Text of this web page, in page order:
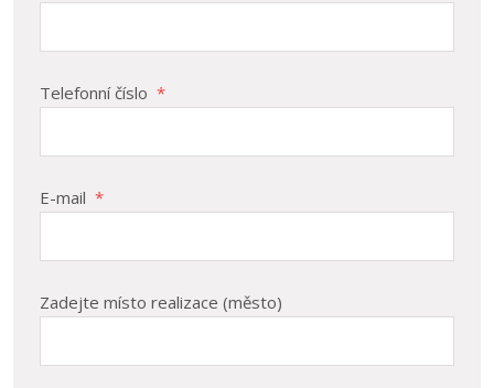
Telefonní číslo *
E-mail *
Zadejte místo realizace (město)